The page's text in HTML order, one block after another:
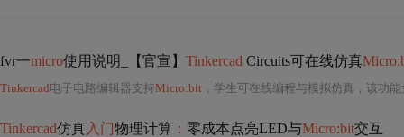
fvr一micro使用说明_【官宣】 Tinkercad Circuits可在线仿真
Tinkercad电子电路编辑器支持Micro:bit ，学生可在线编程与模拟仿真，该功
Tinkercad仿真入门物理计算 ： 零成本点亮LED与Micro:bit交互